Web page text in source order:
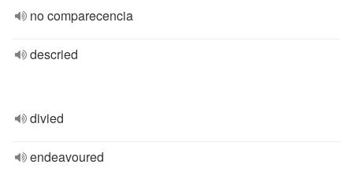
no comparecencia
descried
divied
endeavoured